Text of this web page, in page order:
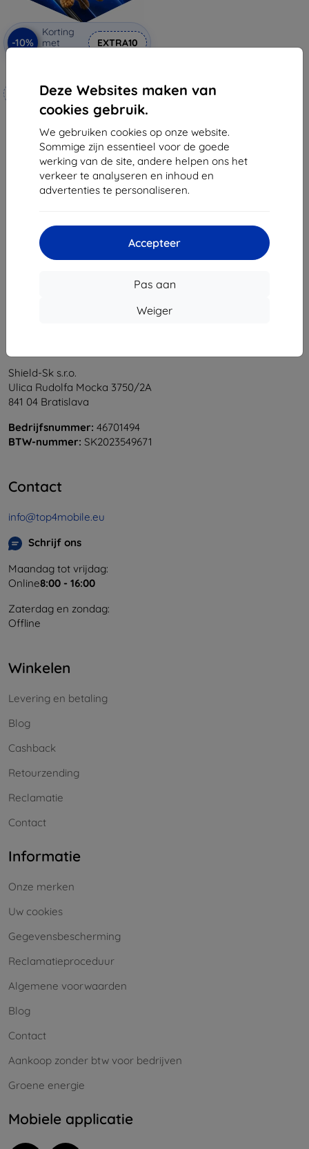
Deze Websites maken van
cookies gebruik.
We gebruiken cookies op onze website.
Sommige zijn essentieel voor de goede
werking van de site, andere helpen ons het
verkeer te analyseren en inhoud en
advertenties te personaliseren.
Accepteer
Pas aan
Weiger
-10%
Korting
met
EXTRA10
Op maat gemaakt
€ 20,90
€ 18,80
Op voorraad: 4 stuks
Van totaal
«
Shield-Sk s.r.o.
Ulica Rudolfa Mocka 3750/2A
841 04 Bratislava
Bedrijfsnummer: 46701494
BTW-nummer: SK2023549671
Contact
info@top4mobile.eu
Schrijf ons
Maandag tot vrijdag:
Online8:00 - 16:00
Zaterdag en zondag:
Offline
Winkelen
Levering en betaling
Blog
Cashback
Retourzending
Reclamatie
Contact
Informatie
Onze merken
Uw cookies
Gegevensbescherming
Reclamatieproceduur
Algemene voorwaarden
Blog
Contact
Aankoop zonder btw voor bedrijven
Groene energie
Mobiele applicatie